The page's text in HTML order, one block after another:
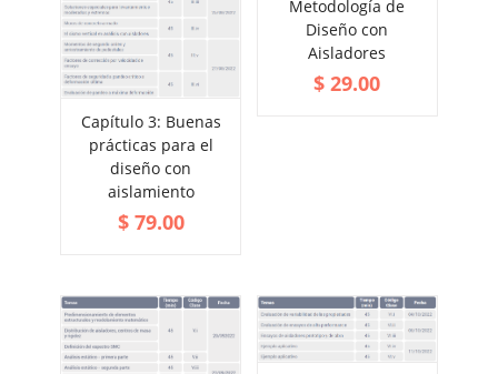
ADD TO CART
VIEW MORE
Capítulo 3: Buenas
prácticas para el
diseño con
aislamiento
$79.00
VIEW MORE
Metodología de
Diseño con
Aisladores
$ 29.00